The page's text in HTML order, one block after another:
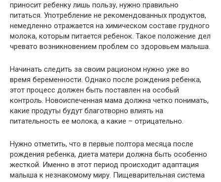
приносит ребенку лишь пользу, нужно правильно
питаться. Употребление не рекомендованных продуктов,
немедленно отражается на химическом составе грудного
молока, которым питается ребенок. Такое положение дел
чревато возникновением проблем со здоровьем малыша.
Начинать следить за своим рационом нужно уже во
время беременности. Однако после рождения ребенка,
этот процесс должен быть поставлен на особый
контроль. Новоиспеченная мама должна четко понимать,
какие продуты будут благотворно влиять на
питательность ее молока, а какие – отрицательно.
Нужно отметить, что в первые полтора месяца после
рождения ребенка, диета матери должна быть особенно
жесткой. Именно в этот период происходит адаптация
малыша к незнакомому миру. Пищеварительная система